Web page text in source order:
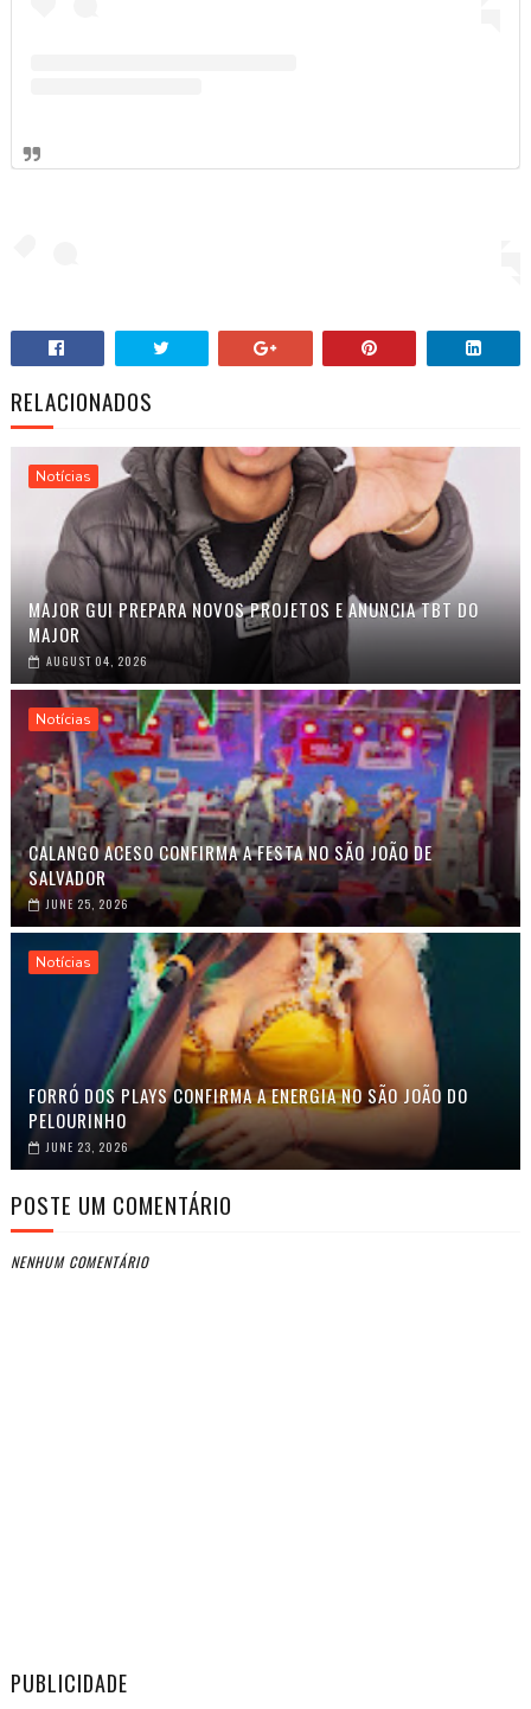
RELACIONADOS
Notícias
MAJOR GUI PREPARA NOVOS PROJETOS E ANUNCIA TBT DO
MAJOR
AUGUST 04, 2026
Notícias
CALANGO ACESO CONFIRMA A FESTA NO SÃO JOÃO DE
SALVADOR
JUNE 25, 2026
Notícias
FORRÓ DOS PLAYS CONFIRMA A ENERGIA NO SÃO JOÃO DO
PELOURINHO
JUNE 23, 2026
POSTE UM COMENTÁRIO
NENHUM COMENTÁRIO
PUBLICIDADE